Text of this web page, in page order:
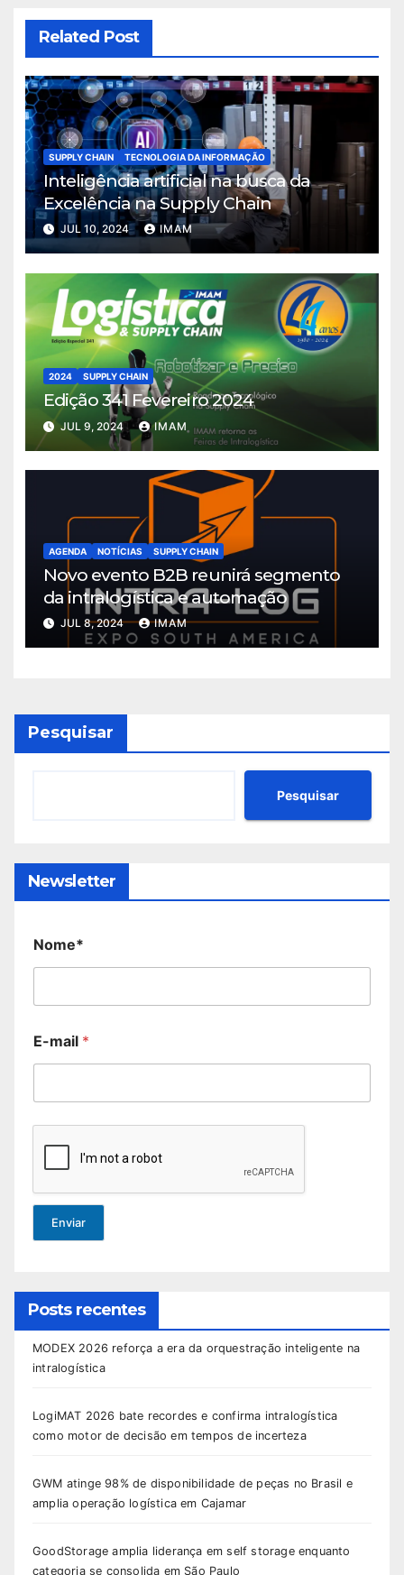
Related Post
SUPPLY CHAIN TECNOLOGIA DA INFORMAÇÃO
Inteligência artificial na busca da
Excelência na Supply Chain
JUL 10, 2024 IMAM
2024 SUPPLY CHAIN
Edição 341 Fevereiro 2024
JUL 9, 2024 IMAM
AGENDA NOTÍCIAS SUPPLY CHAIN
Novo evento B2B reunirá segmento
da intralogística e automação
JUL 8, 2024 IMAM
Pesquisar
Pesquisar
Newsletter
Nome*
E-mail *
Enviar
Posts recentes
MODEX 2026 reforça a era da orquestração inteligente na
intralogística
LogiMAT 2026 bate recordes e confirma intralogística
como motor de decisão em tempos de incerteza
GWM atinge 98% de disponibilidade de peças no Brasil e
amplia operação logística em Cajamar
GoodStorage amplia liderança em self storage enquanto
categoria se consolida em São Paulo